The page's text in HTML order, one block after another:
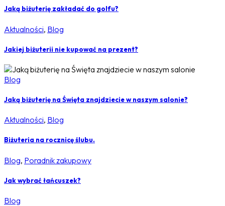
Jaką biżuterię zakładać do golfu?
Aktualności, Blog
Jakiej biżuterii nie kupować na prezent?
Blog
Jaką biżuterię na Święta znajdziecie w naszym salonie?
Aktualności, Blog
Biżuteria na rocznicę ślubu.
Blog, Poradnik zakupowy
Jak wybrać łańcuszek?
Blog